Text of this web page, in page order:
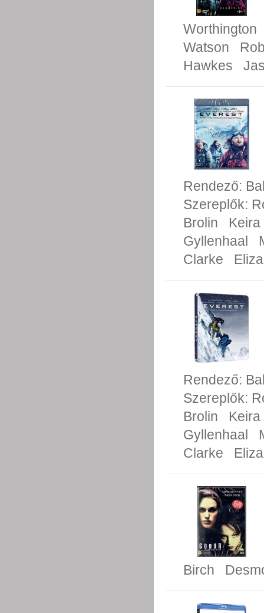
Worthington
Watson
Hawkes
Rendező:
Szereplők:
Brolin
Gyllenhaal
Clarke
Rendező:
Szereplők:
Brolin
Gyllenhaal
Clarke
Birch